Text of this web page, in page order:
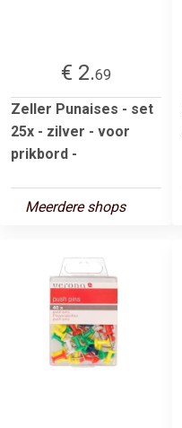
€ 2.69
Zeller Punaises - set
25x - zilver - voor
prikbord -
Meerdere shops